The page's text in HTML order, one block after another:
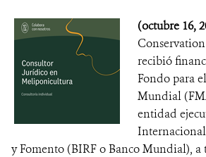
(octubre 16,
recibió
Fondo para
Mundial
entidad
y Fomento (BIRF o Banco Mundial), a